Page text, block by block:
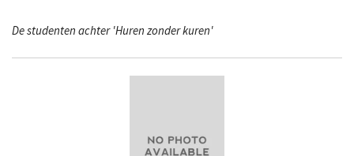
De studenten achter 'Huren zonder kuren'